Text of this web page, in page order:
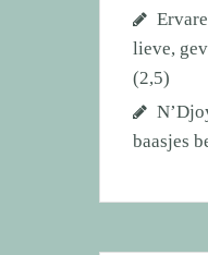
lieve,
(2,5)
baasjes